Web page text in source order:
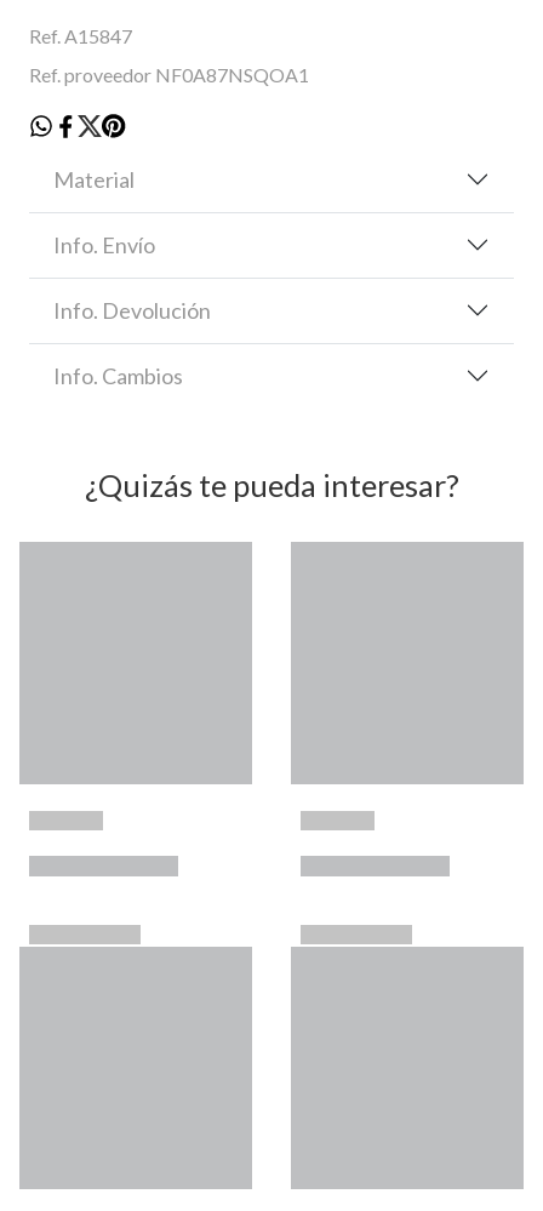
Ref. A15847
Ref. proveedor NF0A87NSQOA1
Material
Info. Envío
Info. Devolución
Info. Cambios
¿Quizás te pueda interesar?